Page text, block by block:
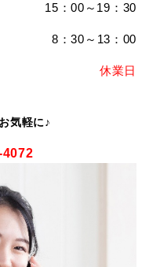
15：00～19：30
8：30～13：00
休業日
気軽に♪